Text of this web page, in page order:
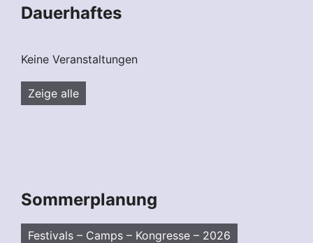
Dauerhaftes
Keine Veranstaltungen
Zeige alle
Sommerplanung
Festivals – Camps – Kongresse – 2026